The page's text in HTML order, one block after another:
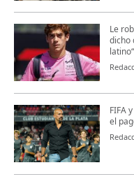
Le
dicho
latino“
FIFA
el